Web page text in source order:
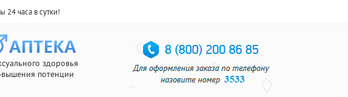
24 часа в сутки!
здоровья
потенции